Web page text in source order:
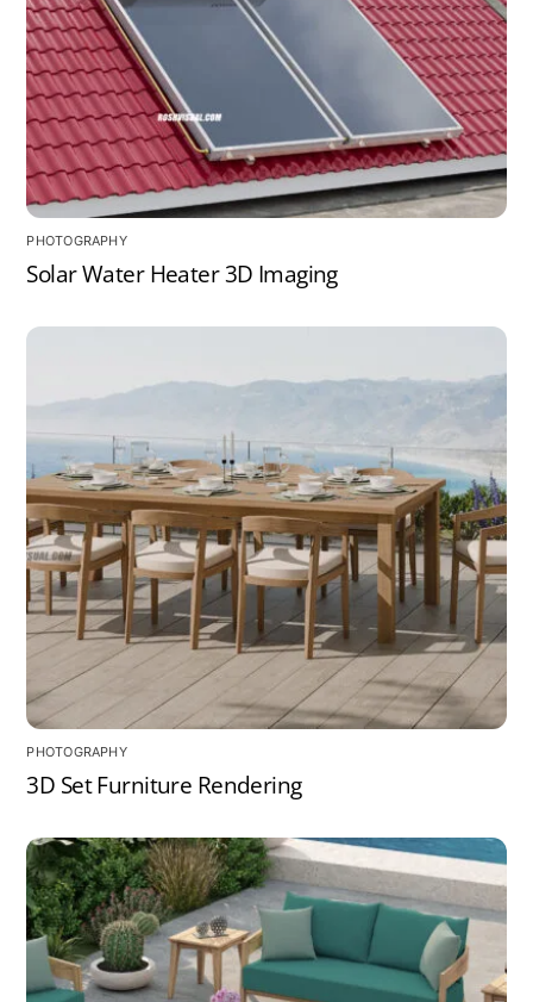
PHOTOGRAPHY
Solar Water Heater 3D Imaging
PHOTOGRAPHY
3D Set Furniture Rendering